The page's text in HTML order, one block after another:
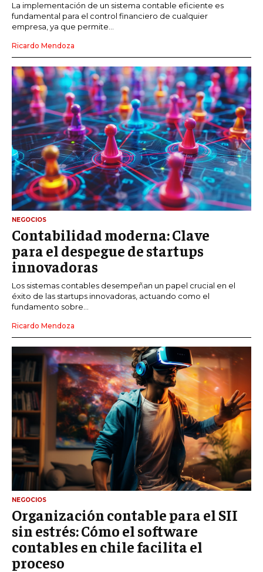
La implementación de un sistema contable eficiente es
fundamental para el control financiero de cualquier
empresa, ya que permite...
Ricardo Mendoza
NEGOCIOS
Contabilidad moderna: Clave
para el despegue de startups
innovadoras
Los sistemas contables desempeñan un papel crucial en el
éxito de las startups innovadoras, actuando como el
fundamento sobre...
Ricardo Mendoza
NEGOCIOS
Organización contable para el SII
sin estrés: Cómo el software
contables en chile facilita el
proceso